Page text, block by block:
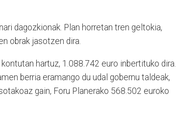
dagozkionak. Plan horretan tren geltokia,
obrak jasotzen dira.
hartuz, 1.088.742 euro inbertituko dira.
berria eramango du udal gobernu taldeak,
gain, Foru Planerako 568.502 euroko